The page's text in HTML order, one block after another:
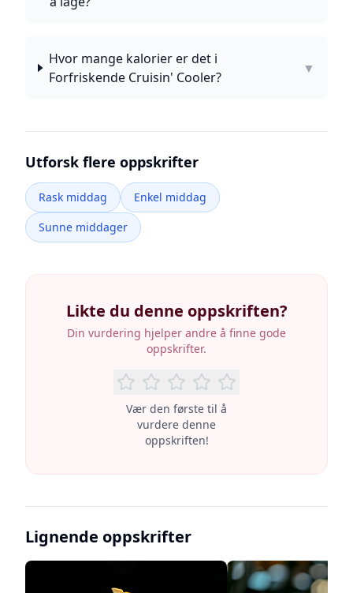
Hvor mange kalorier er det i
Forfriskende Cruisin' Cooler?
▼
Utforsk flere oppskrifter
Rask middag
Enkel middag
Sunne middager
Likte du denne oppskriften?
Din vurdering hjelper andre å finne gode
oppskrifter.
Vær den første til å
vurdere denne
oppskriften!
Lignende oppskrifter